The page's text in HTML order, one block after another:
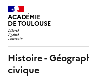
ACADÉMIE
DE TOULOUSE
Histoire -
civique